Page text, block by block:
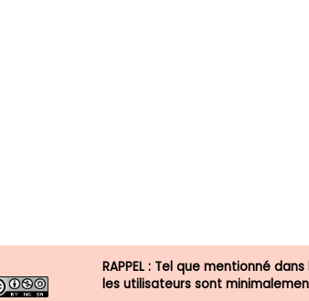
RAPPEL : Tel que mentionné dans
les utilisateurs sont